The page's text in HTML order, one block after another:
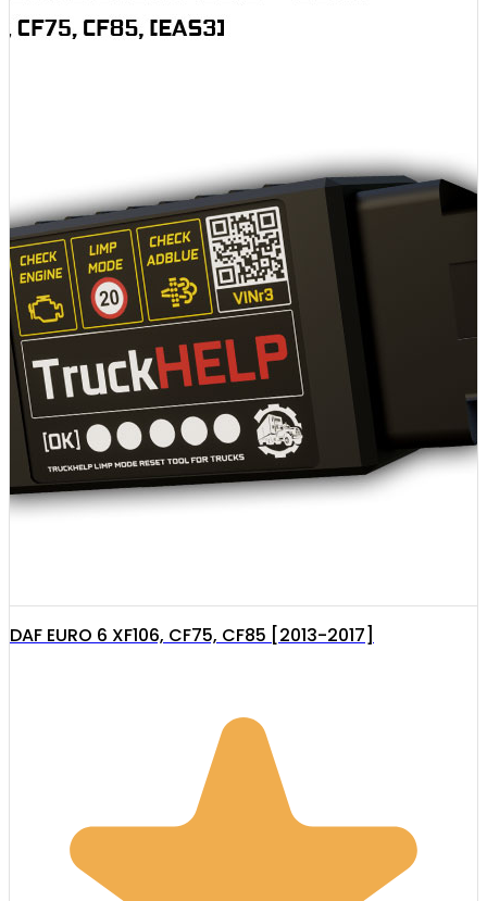
DAF EURO 6 XF106, CF75, CF85 [2013-2017]